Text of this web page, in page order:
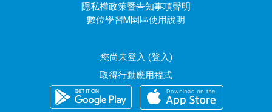
隱私權政策暨告知事項聲明
數位學習M園區使用說明
您尚未登入 (登入)
取得行動應用程式